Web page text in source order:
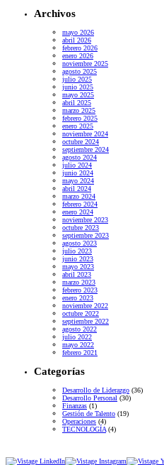
Archivos
mayo 2026
abril 2026
febrero 2026
enero 2026
noviembre 2025
agosto 2025
julio 2025
junio 2025
mayo 2025
abril 2025
marzo 2025
febrero 2025
enero 2025
noviembre 2024
octubre 2024
septiembre 2024
agosto 2024
julio 2024
junio 2024
mayo 2024
abril 2024
marzo 2024
febrero 2024
enero 2024
noviembre 2023
octubre 2023
septiembre 2023
agosto 2023
julio 2023
junio 2023
mayo 2023
abril 2023
marzo 2023
febrero 2023
enero 2023
noviembre 2022
octubre 2022
septiembre 2022
agosto 2022
julio 2022
mayo 2022
febrero 2021
Categorías
Desarrollo de Liderazgo (36)
Desarrollo Personal (30)
Finanzas (1)
Gestión de Talento (19)
Operaciones (4)
TECNOLOGÍA (4)